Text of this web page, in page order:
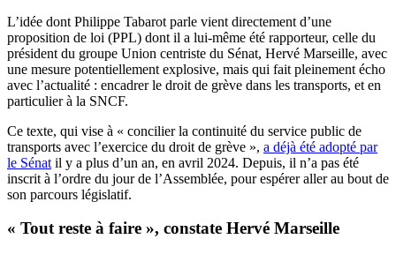
L’idée dont Philippe Tabarot parle vient directement d’une
proposition de loi (PPL) dont il a lui-même été rapporteur, celle du
président du groupe Union centriste du Sénat, Hervé Marseille, avec
une mesure potentiellement explosive, mais qui fait pleinement écho
avec l’actualité : encadrer le droit de grève dans les transports, et en
particulier à la SNCF.
Ce texte, qui vise à « concilier la continuité du service public de
transports avec l’exercice du droit de grève », a déjà été adopté par
le Sénat il y a plus d’un an, en avril 2024. Depuis, il n’a pas été
inscrit à l’ordre du jour de l’Assemblée, pour espérer aller au bout de
son parcours législatif.
« Tout reste à faire », constate Hervé Marseille